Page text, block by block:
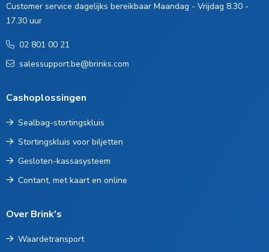
Customer service dagelijks bereikbaar Maandag - Vrijdag 8.30 -
17.30 uur
02 801 00 21
salessupport.be@brinks.com
Cashoplossingen
Sealbag-stortingskluis
Stortingskluis voor biljetten
Gesloten-kassasysteem
Contant, met kaart en online
Over Brink's
Waardetransport